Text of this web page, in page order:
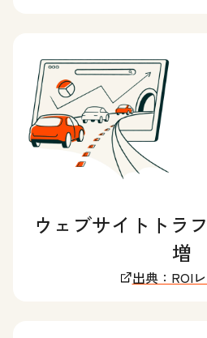
ウェブサイトトラ
増
出典：ROI